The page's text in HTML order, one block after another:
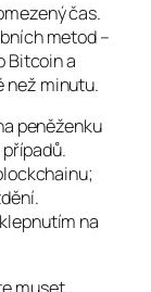
čas.
metod –
Bitcoin a
než minutu.
peněženku
na